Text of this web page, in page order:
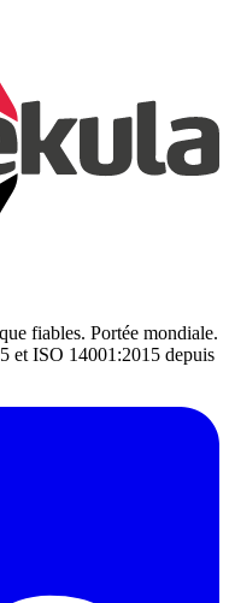
fiables. Portée mondiale.
et ISO 14001:2015 depuis